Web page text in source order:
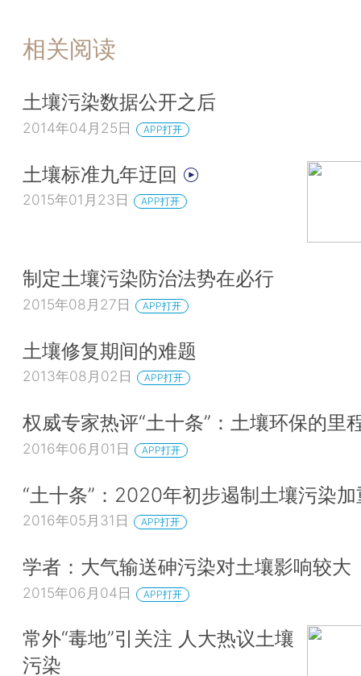
相关阅读
土壤污染数据公开之后
2014年04月25日 APP打开
土壤标准九年迂回
2015年01月23日 APP打开
制定土壤污染防治法势在必行
2015年08月27日 APP打开
土壤修复期间的难题
2013年08月02日 APP打开
权威专家热评“土十条”：土壤环保的里
2016年06月01日 APP打开
“土十条”：2020年初步遏制土壤污染
2016年05月31日 APP打开
学者：大气输送砷污染对土壤影响较大
2015年06月04日 APP打开
常外“毒地”引关注 人大热议土壤
污染